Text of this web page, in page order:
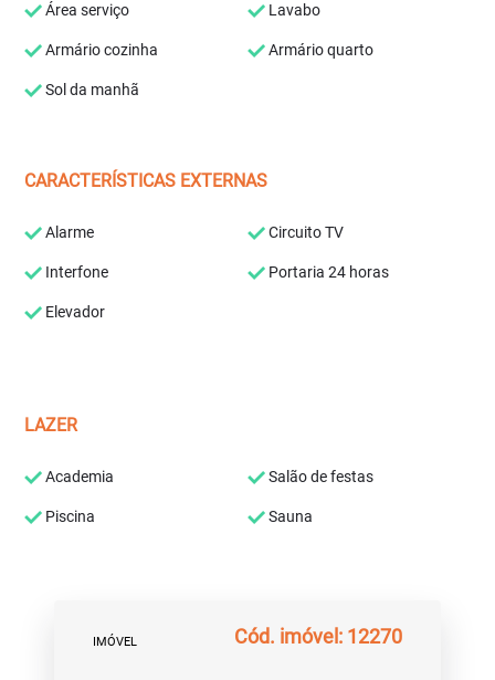
Área serviço Lavabo
Armário cozinha Armário quarto
Sol da manhã
CARACTERÍSTICAS EXTERNAS
Alarme Circuito TV
Interfone Portaria 24 horas
Elevador
LAZER
Academia Salão de festas
Piscina Sauna
IMÓVEL Cód. imóvel: 12270